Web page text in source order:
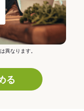
異なります。
る